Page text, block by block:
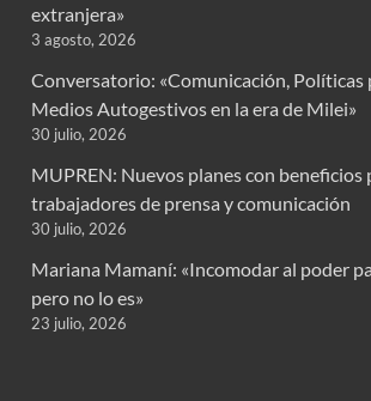
extranjera»
3 agosto, 2026
Conversatorio: «Comunicación, Políticas
Medios Autogestivos en la era de Milei»
30 julio, 2026
MUPREN: Nuevos planes con beneficios
trabajadores de prensa y comunicación
30 julio, 2026
Mariana Mamaní: «Incomodar al poder
pero no lo es»
23 julio, 2026